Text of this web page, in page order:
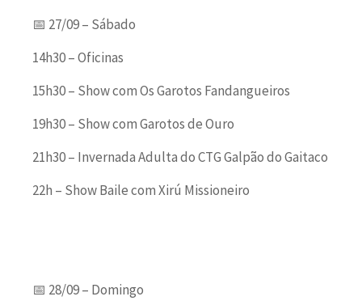
📅 27/09 – Sábado
14h30 – Oficinas
15h30 – Show com Os Garotos Fandangueiros
19h30 – Show com Garotos de Ouro
21h30 – Invernada Adulta do CTG Galpão do Gaitaco
22h – Show Baile com Xirú Missioneiro
📅 28/09 – Domingo